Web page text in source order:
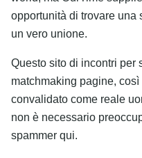
opportunità di trovare una
un vero unione.
Questo sito di incontri per
matchmaking pagine,
convalidato come reale
non è necessario
spammer qui.